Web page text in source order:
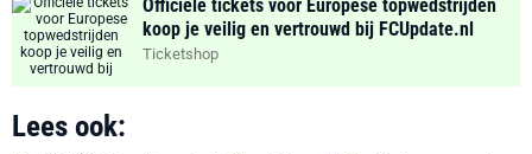
Officiële tickets voor Europese topwedstrijden
koop je veilig en vertrouwd bij FCUpdate.nl
Ticketshop
Lees ook: